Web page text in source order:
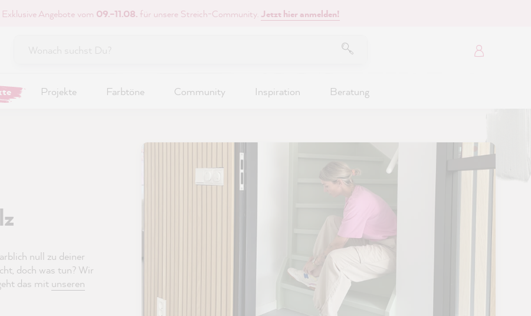
Exklusive Angebote vom 09.–11.08.für unsere Streich-Community. Jetzt hier anmelden!
Projekte Farbtöne Community Inspiration Beratung
null zu deiner
doch was tun? Wir
das mit unseren